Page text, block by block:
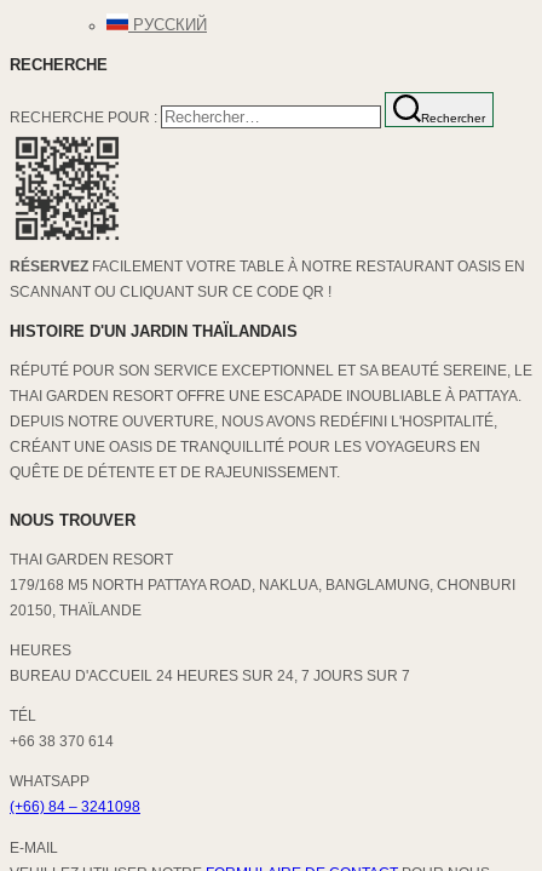
РУССКИЙ
RECHERCHE
RECHERCHE POUR : Rechercher
RÉSERVEZ FACILEMENT VOTRE TABLE À NOTRE RESTAURANT OASIS EN
SCANNANT OU CLIQUANT SUR CE CODE QR !
HISTOIRE D'UN JARDIN THAÏLANDAIS
RÉPUTÉ POUR SON SERVICE EXCEPTIONNEL ET SA BEAUTÉ SEREINE, LE
THAI GARDEN RESORT OFFRE UNE ESCAPADE INOUBLIABLE À PATTAYA.
DEPUIS NOTRE OUVERTURE, NOUS AVONS REDÉFINI L'HOSPITALITÉ,
CRÉANT UNE OASIS DE TRANQUILLITÉ POUR LES VOYAGEURS EN
QUÊTE DE DÉTENTE ET DE RAJEUNISSEMENT.
NOUS TROUVER
THAI GARDEN RESORT
179/168 M5 NORTH PATTAYA ROAD, NAKLUA, BANGLAMUNG, CHONBURI
20150, THAÏLANDE
HEURES
BUREAU D'ACCUEIL 24 HEURES SUR 24, 7 JOURS SUR 7
TÉL
+66 38 370 614
WHATSAPP
(+66) 84 – 3241098
E-MAIL